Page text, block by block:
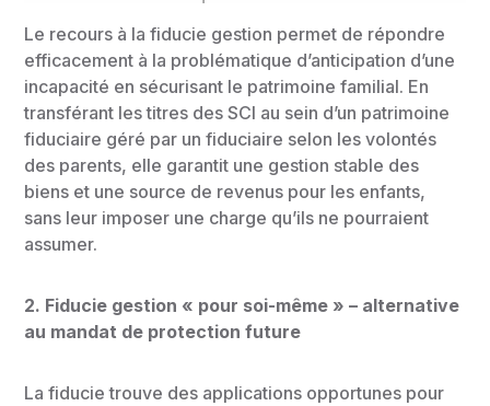
Le recours à la fiducie gestion permet de répondre
efficacement à la problématique d’anticipation d’une
incapacité en sécurisant le patrimoine familial. En
transférant les titres des SCI au sein d’un patrimoine
fiduciaire géré par un fiduciaire selon les volontés
des parents, elle garantit une gestion stable des
biens et une source de revenus pour les enfants,
sans leur imposer une charge qu’ils ne pourraient
assumer.
2. Fiducie gestion « pour soi-même » – alternative
au mandat de protection future
La fiducie trouve des applications opportunes pour